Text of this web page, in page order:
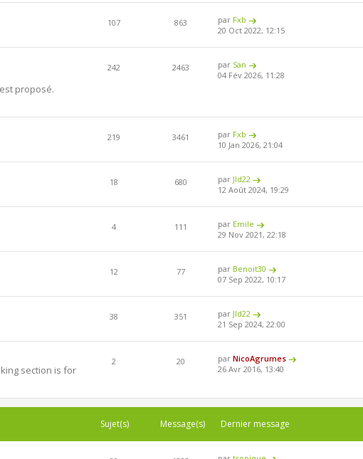
107 863 par Fxb
20 Oct 2022, 12:15
proposé.
242 2463 par San
04 Fév 2026, 11:28
219 3461 par Fxb
10 Jan 2026, 21:04
18 680 par Jld22
12 Août 2024, 19:29
4 111 par Emile
29 Nov 2021, 22:18
12 77 par Benoit30
07 Sep 2022, 10:17
38 351 par Jld22
21 Sep 2024, 22:00
section is for
2 20 parNicoAgrumes
26 Avr 2016, 13:40
Sujet(s) Message(s) Dernier message